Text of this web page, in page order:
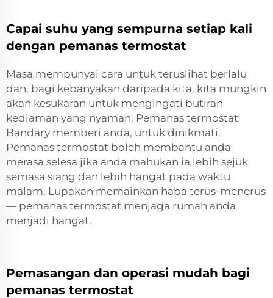
Capai suhu yang sempurna setiap kali
dengan pemanas termostat
Masa mempunyai cara untuk teruslihat berlalu
dan, bagi kebanyakan daripada kita, kita mungkin
akan kesukaran untuk mengingati butiran
kediaman yang nyaman. Pemanas termostat
Bandary memberi anda, untuk dinikmati.
Pemanas termostat boleh membantu anda
merasa selesa jika anda mahukan ia lebih sejuk
semasa siang dan lebih hangat pada waktu
malam. Lupakan memainkan haba terus-menerus
— pemanas termostat menjaga rumah anda
menjadi hangat.
Pemasangan dan operasi mudah bagi
pemanas termostat